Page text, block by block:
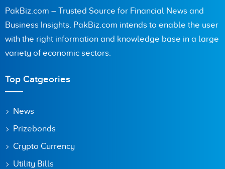
PakBiz.com – Trusted Source for Financial News and
Business Insights. PakBiz.com intends to enable the user
with the right information and knowledge base in a large
variety of economic sectors.
Top Catgeories
News
Prizebonds
Crypto Currency
Utility Bills